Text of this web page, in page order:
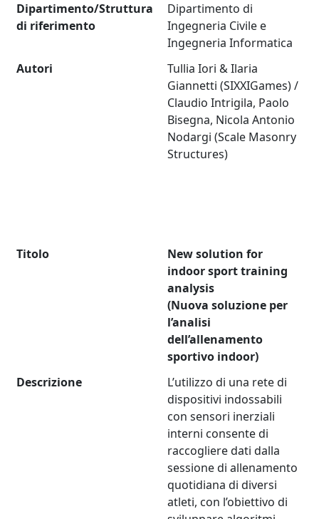
Dipartimento/Struttura
di riferimento
Dipartimento di
Ingegneria Civile e
Ingegneria Informatica
Autori
Tullia Iori & Ilaria
Giannetti (SIXXIGames) /
Claudio Intrigila, Paolo
Bisegna, Nicola Antonio
Nodargi (Scale Masonry
Structures)
Titolo
New solution for
indoor sport training
analysis
(Nuova soluzione per
l’analisi
dell’allenamento
sportivo indoor)
Descrizione
L’utilizzo di una rete di
dispositivi indossabili
con sensori inerziali
interni consente di
raccogliere dati dalla
sessione di allenamento
quotidiana di diversi
atleti, con l’obiettivo di